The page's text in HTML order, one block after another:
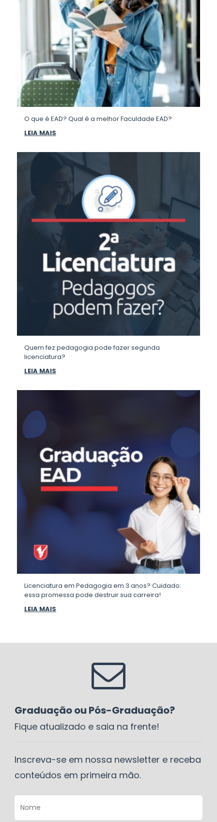
O que é EAD? Qual é a melhor Faculdade EAD?
LEIA MAIS
Quem fez pedagogia pode fazer segunda
licenciatura?
LEIA MAIS
Licenciatura em Pedagogia em 3 anos? Cuidado:
essa promessa pode destruir sua carreira!
LEIA MAIS
Graduação ou Pós-Graduação?
Fique atualizado e saia na frente!
Inscreva-se em nossa newsletter e receba
conteúdos em primeira mão.